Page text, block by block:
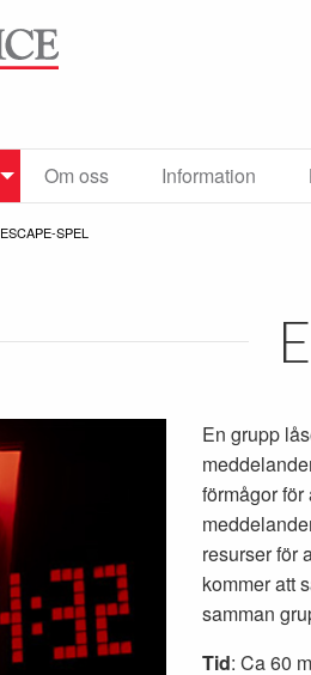
Om oss Information
ESCAPE-SPEL
En grupp
förmågor
resurser för
kommer att
samman
Tid: Ca 60